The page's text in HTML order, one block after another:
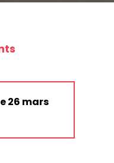
26 mars